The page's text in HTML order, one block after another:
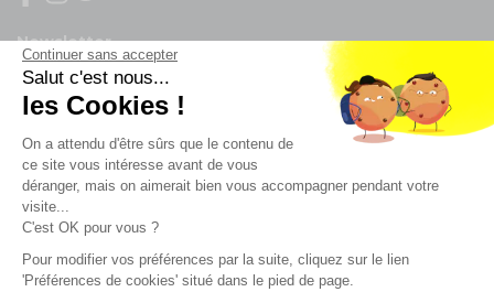
Continuer sans accepter
Salut c'est nous...
les Cookies !
On a attendu d'être sûrs que le contenu de
ce site vous intéresse avant de vous
déranger, mais on aimerait bien vous accompagner pendant votre
visite...
C'est OK pour vous ?
Pour modifier vos préférences par la suite, cliquez sur le lien
'Préférences de cookies' situé dans le pied de page.
Newsletter
Enregistrez vous à la newsletter
Restez à l'actualité sur nos produits et les offres du
moment
NOS SERVICES